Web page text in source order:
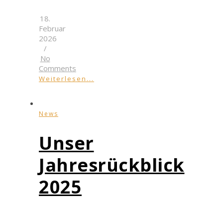
18.
Februar
2026
/
No
Comments
Weiterlesen...
News
Unser
Jahresrückblick
2025